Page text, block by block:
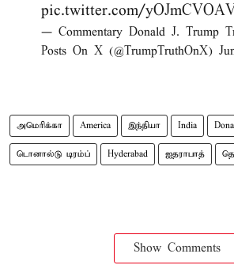
pic.twitter.com/
— Commentary Donald J. Trump
Posts On X (@TrumpTruthOnX)
அமெரிக்கா America இந்தியா India
டொனால்டு டிரம்ப் Hyderabad ஐதராபாத்
Show Comments